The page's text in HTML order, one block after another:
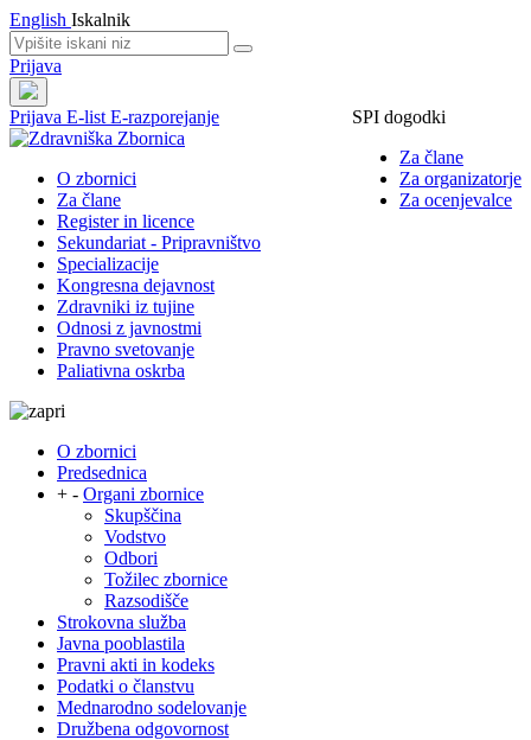
English Iskalnik
Prijava
Prijava
SPI dogodki
Za člane
Za organizatorje
Za ocenjevalce
E-list E-razporejanje
O zbornici
Za člane
Register in licence
Sekundariat - Pripravništvo
Specializacije
Kongresna dejavnost
Zdravniki iz tujine
Odnosi z javnostmi
Pravno svetovanje
Paliativna oskrba
O zbornici
Predsednica
+ - Organi zbornice
Skupščina
Vodstvo
Odbori
Tožilec zbornice
Razsodišče
Strokovna služba
Javna pooblastila
Pravni akti in kodeks
Podatki o članstvu
Mednarodno sodelovanje
Družbena odgovornost